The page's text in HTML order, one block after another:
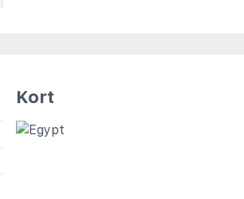
Kort